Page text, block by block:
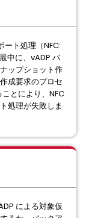
ート処理（NFC:
中に、vADP バ
ップショット作
成要求のプロセ
とにより、NFC
処理が失敗しま
による対象仮